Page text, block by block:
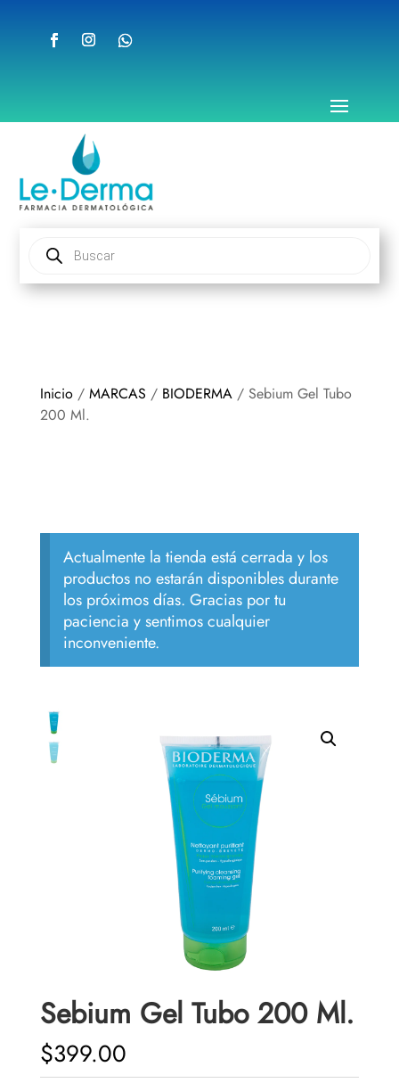
Búsqueda
Inicio/ MARCAS / BIODERMA/ Sebium Gel Tubo
200 Ml.
Actualmente la tienda está cerrada y los
productos no estarán disponibles durante
los próximos días. Gracias por tu
paciencia y sentimos cualquier
inconveniente.
Sebium Gel Tubo 200 Ml.
$399.00